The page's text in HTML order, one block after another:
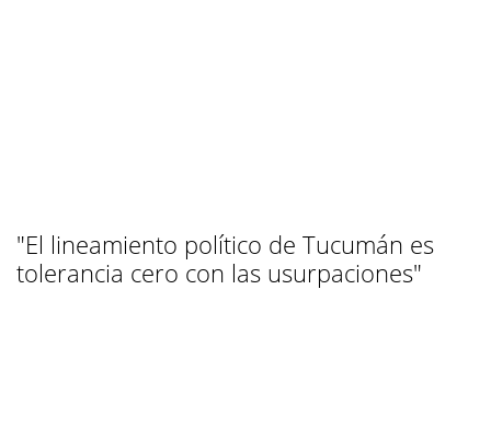
"El lineamiento político de Tucumán es
tolerancia cero con las usurpaciones"